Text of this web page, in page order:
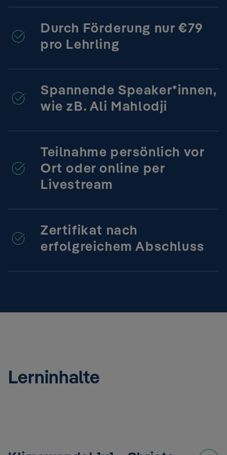
Durch Förderung nur €79
pro Lehrling
Spannende Speaker*innen,
wie zB. Ali Mahlodji
Teilnahme persönlich vor
Ort oder online per
Livestream
Zertifikat nach
erfolgreichem Abschluss
Lerninhalte